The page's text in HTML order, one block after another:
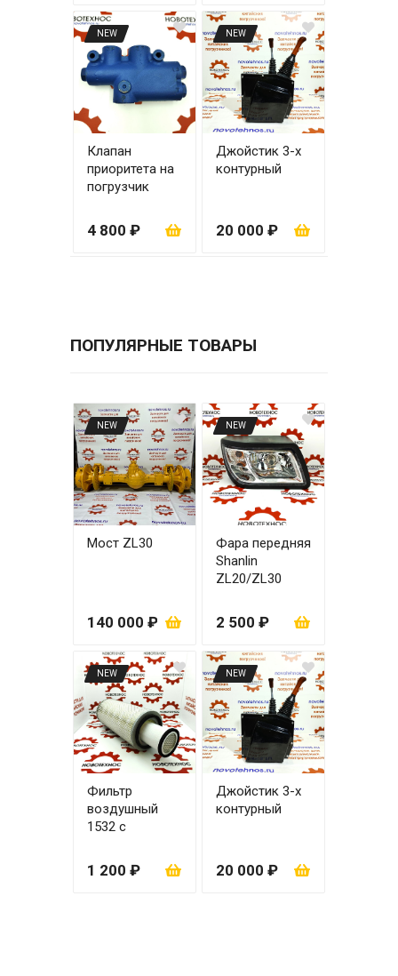
NEW
Клапан
приоритета на
погрузчик
4 800 ₽
NEW
Джойстик 3-х
контурный
20 000 ₽
ПОПУЛЯРНЫЕ ТОВАРЫ
NEW
Мост ZL30
140 000 ₽
NEW
Фара передняя
Shanlin
ZL20/ZL30
2 500 ₽
NEW
Фильтр
воздушный
1532 с
1 200 ₽
NEW
Джойстик 3-х
контурный
20 000 ₽